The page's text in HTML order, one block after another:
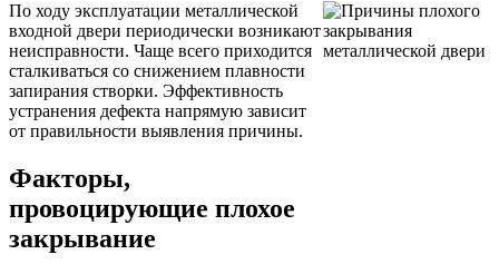
По ходу эксплуатации металлической
входной двери периодически возникают
неисправности. Чаще всего приходится
сталкиваться со снижением плавности
запирания створки. Эффективность
устранения дефекта напрямую зависит
от правильности выявления причины.
Факторы,
провоцирующие плохое
закрывание